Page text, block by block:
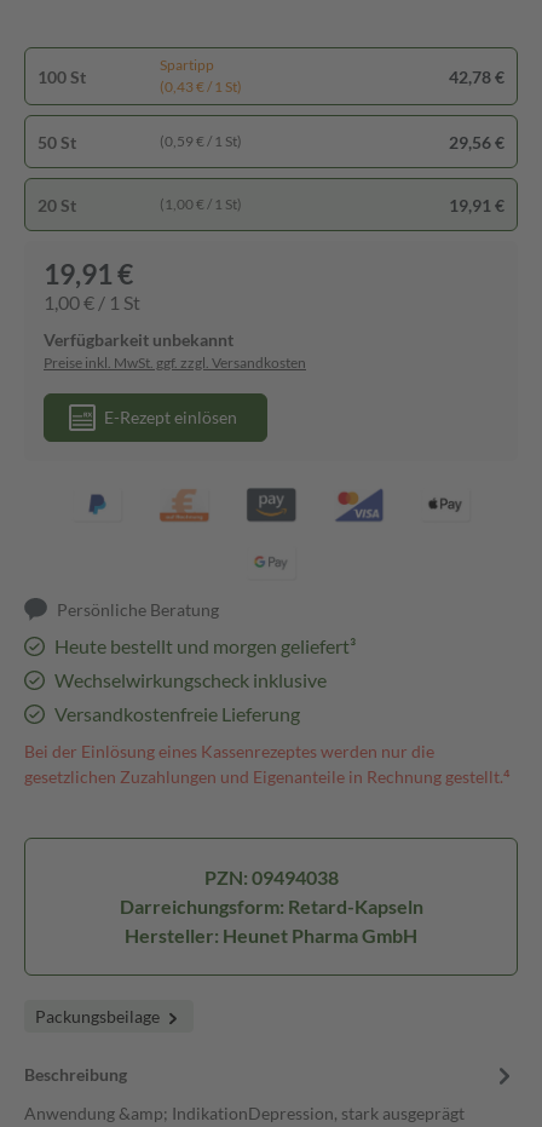
100 St
Spartipp
(0,43 € / 1 St)
42,78 €
50 St (0,59 € / 1 St) 29,56 €
20 St (1,00 € / 1 St) 19,91 €
19,91 €
1,00 € / 1 St
Verfügbarkeit unbekannt
Preise inkl. MwSt. ggf. zzgl. Versandkosten
E-Rezept einlösen
Persönliche Beratung
Heute bestellt und morgen geliefert³
Wechselwirkungscheck inklusive
Versandkostenfreie Lieferung
Bei der Einlösung eines Kassenrezeptes werden nur die
gesetzlichen Zuzahlungen und Eigenanteile in Rechnung gestellt.⁴
PZN: 09494038
Darreichungsform: Retard-Kapseln
Hersteller: Heunet Pharma GmbH
Packungsbeilage
Beschreibung
Anwendung &amp; IndikationDepression, stark ausgeprägt